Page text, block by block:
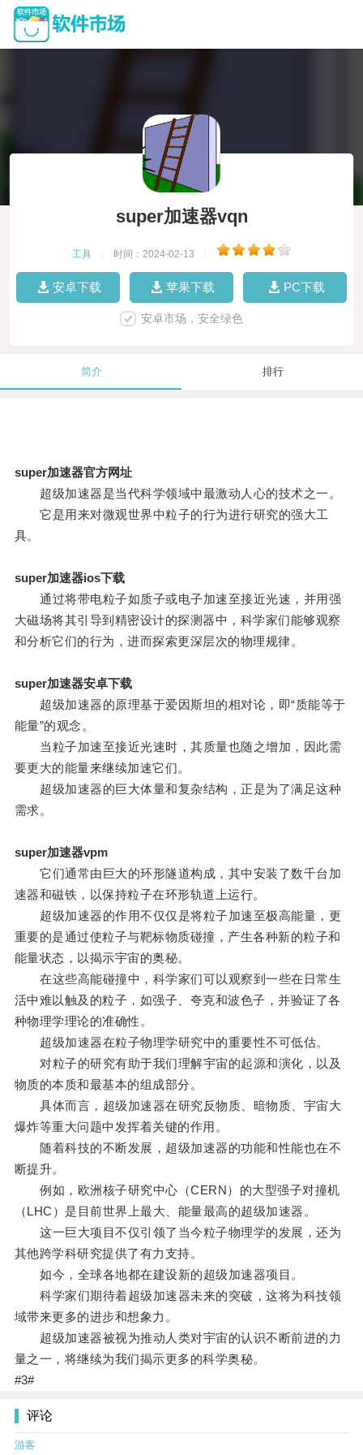
super加速器vqn
工具 时间：2024-02-13
安卓下载 苹果下载 PC下载
安卓市场，安全绿色
简介 排行
super加速器官方网址
超级加速器是当代科学领域中最激动人心的技术之一。
它是用来对微观世界中粒子的行为进行研究的强大工
具。
super加速器ios下载
通过将带电粒子如质子或电子加速至接近光速，并用强
大磁场将其引导到精密设计的探测器中，科学家们能够观察
和分析它们的行为，进而探索更深层次的物理规律。
super加速器安卓下载
超级加速器的原理基于爱因斯坦的相对论，即“质能等于
能量”的观念。
当粒子加速至接近光速时，其质量也随之增加，因此需
要更大的能量来继续加速它们。
超级加速器的巨大体量和复杂结构，正是为了满足这种
需求。
super加速器vpm
它们通常由巨大的环形隧道构成，其中安装了数千台加
速器和磁铁，以保持粒子在环形轨道上运行。
超级加速器的作用不仅仅是将粒子加速至极高能量，更
重要的是通过使粒子与靶标物质碰撞，产生各种新的粒子和
能量状态，以揭示宇宙的奥秘。
在这些高能碰撞中，科学家们可以观察到一些在日常生
活中难以触及的粒子，如强子、夸克和波色子，并验证了各
种物理学理论的准确性。
超级加速器在粒子物理学研究中的重要性不可低估。
对粒子的研究有助于我们理解宇宙的起源和演化，以及
物质的本质和最基本的组成部分。
具体而言，超级加速器在研究反物质、暗物质、宇宙大
爆炸等重大问题中发挥着关键的作用。
随着科技的不断发展，超级加速器的功能和性能也在不
断提升。
例如，欧洲核子研究中心（CERN）的大型强子对撞机
（LHC）是目前世界上最大、能量最高的超级加速器。
这一巨大项目不仅引领了当今粒子物理学的发展，还为
其他跨学科研究提供了有力支持。
如今，全球各地都在建设新的超级加速器项目。
科学家们期待着超级加速器未来的突破，这将为科技领
域带来更多的进步和想象力。
超级加速器被视为推动人类对宇宙的认识不断前进的力
量之一，将继续为我们揭示更多的科学奥秘。
#3#
评论
游客